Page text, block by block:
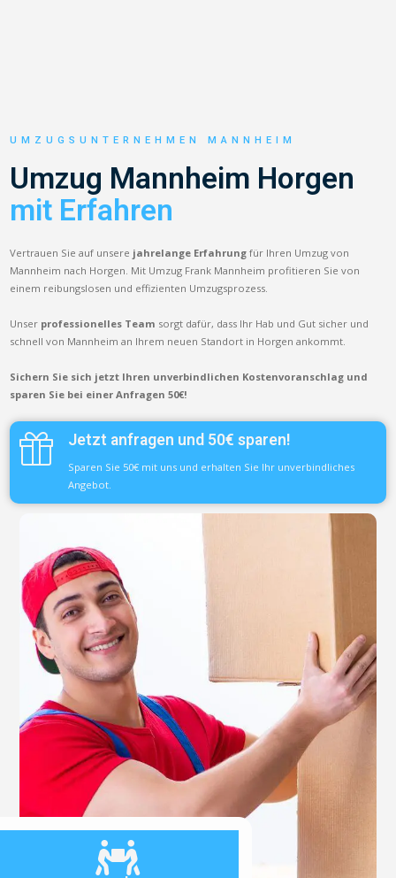
UMZUGSUNTERNEHMEN MANNHEIM
Umzug Mannheim Horgen
mit Erfahren
Vertrauen Sie auf unsere jahrelange Erfahrung für Ihren Umzug von
Mannheim nach Horgen. Mit Umzug Frank Mannheim profitieren Sie von
einem reibungslosen und effizienten Umzugsprozess.
Unser professionelles Team sorgt dafür, dass Ihr Hab und Gut sicher und
schnell von Mannheim an Ihrem neuen Standort in Horgen ankommt.
Sichern Sie sich jetzt Ihren unverbindlichen Kostenvoranschlag und
sparen Sie bei einer Anfragen 50€!
Jetzt anfragen und 50€ sparen!
Sparen Sie 50€ mit uns und erhalten Sie Ihr unverbindliches
Angebot.